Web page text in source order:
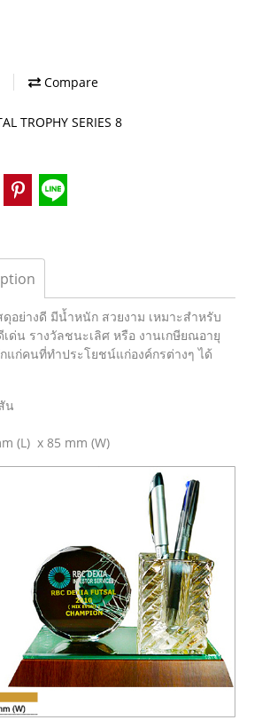
Compare
TROPHY SERIES 8
อย่างดี มีน้ำหนัก สวยงาม เหมาะสำหรับ
ด่น รางวัลชนะเลิศ หรือ งานเกษียณอายุ
แก่คนที่ทำประโยชน์แก่องค์กรต่างๆ ได้
น
(L) x 85 mm (W)